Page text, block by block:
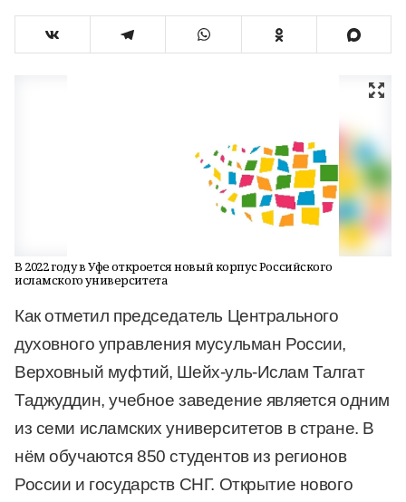
В 2022 году в Уфе откроется новый корпус Российского
исламского университета
Как отметил председатель Центрального
духовного управления мусульман России,
Верховный муфтий, Шейх-уль-Ислам Талгат
Таджуддин, учебное заведение является одним
из семи исламских университетов в стране. В
нём обучаются 850 студентов из регионов
России и государств СНГ. Открытие нового